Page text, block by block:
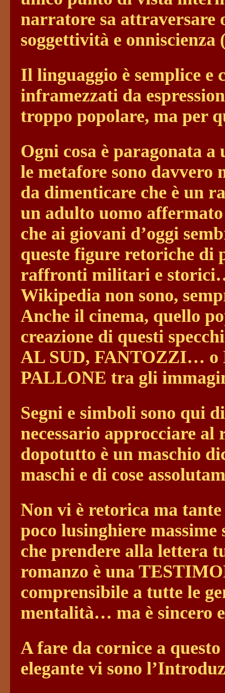
narratore sa attraversare
soggettività e
Il linguaggio è semplice
inframezzati da
troppo popolare, ma per
Ogni cosa è paragonata
le metafore sono davvero
da dimenticare che è un
un adulto uomo
che ai giovani d’oggi
queste figure retoriche di
raffronti militari e storici…
Wikipedia non sono,
Anche il cinema, quello
creazione di questi
AL SUD, FANTOZZI… o
PALLONE tra gli
Segni e simboli sono qui
necessario approcciare
dopotutto è un maschio
maschi e di cose
Non vi è retorica ma
poco lusinghiere
che prendere alla lettera
romanzo è una
comprensibile a tutte le
mentalità… ma è sincero
A fare da cornice a
elegante vi sono